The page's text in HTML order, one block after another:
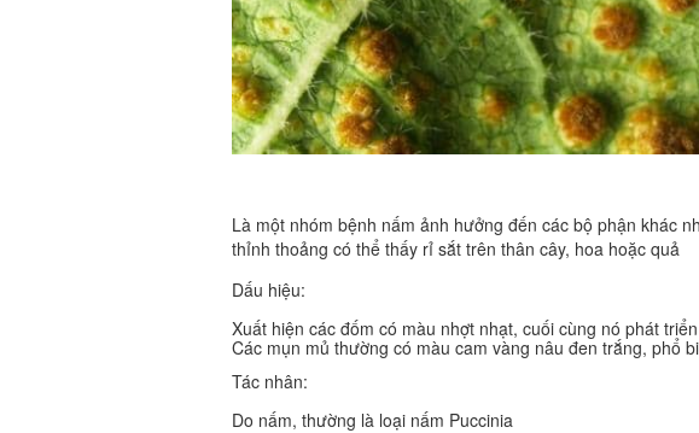
Là một nhóm bệnh nấm ảnh hưởng đến các bộ phận khác
thỉnh thoảng có thể thấy rỉ sắt trên thân cây, hoa hoặc quả
Dấu hiệu:
Xuất hiện các đốm có màu nhợt nhạt, cuối cùng nó phát
Các mụn mủ thường có màu cam vàng nâu đen trắng, phổ
Tác nhân:
Do nấm, thường là loại nấm Puccinia